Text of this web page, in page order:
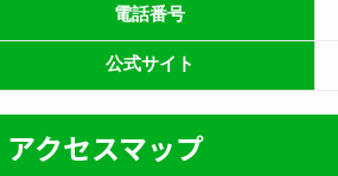
電話番号
公式サイト
アクセスマップ